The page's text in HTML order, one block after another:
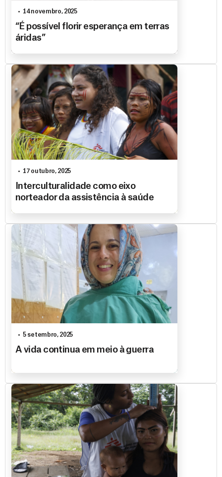
14 novembro, 2025
“É possível florir esperança em terras
áridas”
17 outubro, 2025
Interculturalidade como eixo
norteador da assistência à saúde
5 setembro, 2025
A vida continua em meio à guerra